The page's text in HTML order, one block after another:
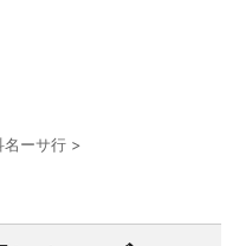
名ーサ行 >